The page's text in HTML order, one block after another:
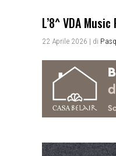
L’8^ VDA
22 Aprile 2026 | di